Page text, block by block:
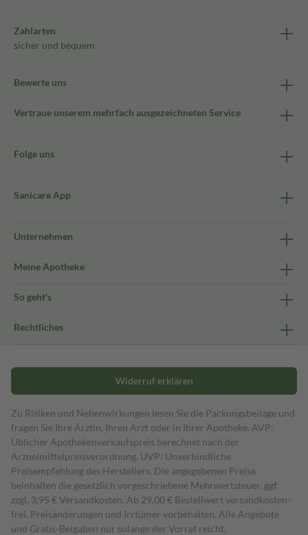
Zahlarten
sicher und bequem
Bewerte uns
Vertraue unserem mehrfach ausgezeichneten Service
Folge uns
Sanicare App
Unternehmen
Meine Apotheke
So geht's
Rechtliches
Widerruf erklären
Zu Risiken und Nebenwirkungen lesen Sie die Packungsbeilage und
fragen Sie Ihre Ärztin, Ihren Arzt oder in Ihrer Apotheke. AVP:
Üblicher Apothekenverkaufspreis berechnet nach der
Arzneimittelpreisverordnung. UVP: Unverbindliche
Preisempfehlung des Herstellers. Die angegebenen Preise
beinhalten die gesetzlich vorgeschriebene Mehrwertsteuer, ggf.
zzgl. 3,95 € Versandkosten. Ab 29,00 € Bestell­wert versand­kosten­
frei. Preisänderungen und Irrtümer vorbehalten. Alle Angebote
und Gratis-Beigaben nur solange der Vorrat reicht.